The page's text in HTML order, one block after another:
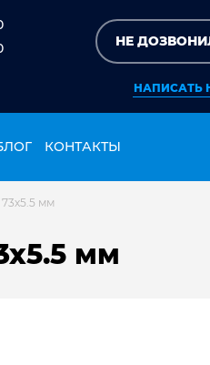
НЕ
НАПИСАТЬ
КОНТАКТЫ
мм
мм